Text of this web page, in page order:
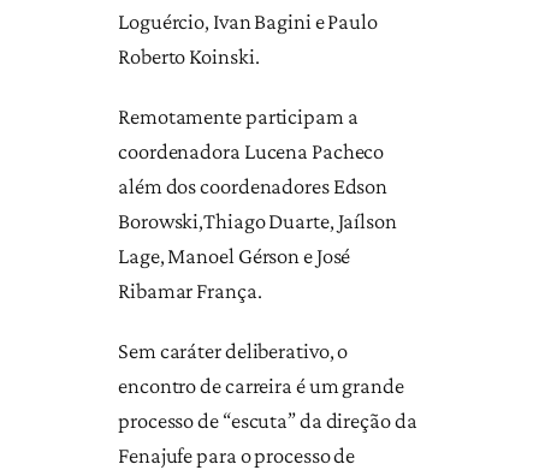
Loguércio, Ivan Bagini e Paulo
Roberto Koinski.
Remotamente participam a
coordenadora Lucena Pacheco
além dos coordenadores Edson
Borowski,Thiago Duarte, Jaílson
Lage, Manoel Gérson e José
Ribamar França.
Sem caráter deliberativo, o
encontro de carreira é um grande
processo de “escuta” da direção da
Fenajufe para o processo de